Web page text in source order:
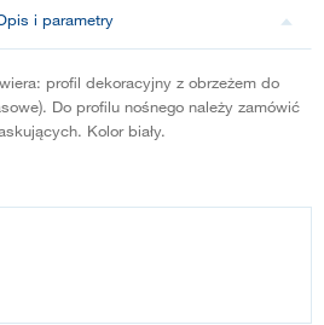
i parametry
profil dekoracyjny z obrzeżem do
Do profilu nośnego należy zamówić
Kolor biały.